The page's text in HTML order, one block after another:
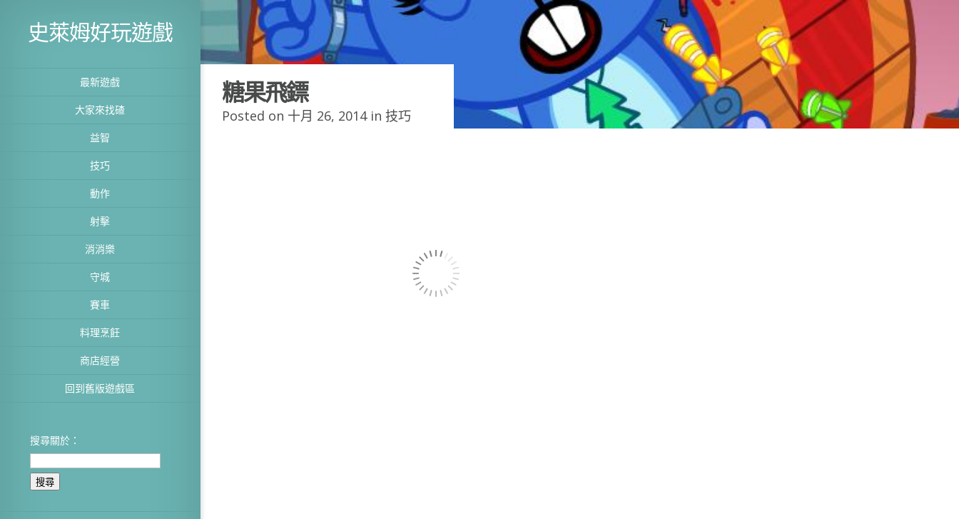
史萊姆好玩遊戲
最新遊戲
大家來找碴
益智
技巧
動作
射擊
消消樂
守城
賽車
料理烹飪
商店經營
回到舊版遊戲區
搜尋關於：
糖果飛鏢
Posted on 十月 26, 2014 in 技巧